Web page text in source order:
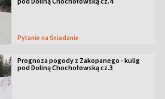
Pytanie na Śniadanie
Prognoza pogody z Zakopanego - kulig
pod Doliną Chochołowską cz.3